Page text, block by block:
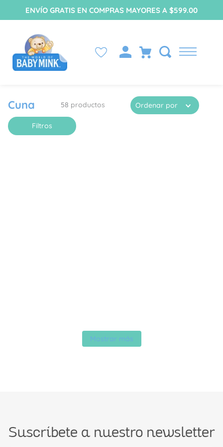
ENVÍO GRATIS EN COMPRAS MAYORES A $599.00
Cuna 58 productos Ordenar por
Filtros
Mostrar más
Suscríbete a nuestro newsletter